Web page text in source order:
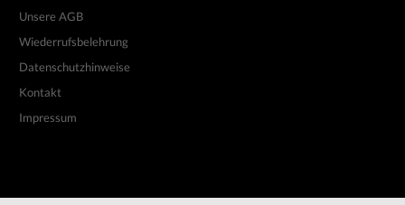
Unsere AGB
Wiederrufsbelehrung
Datenschutzhinweise
Kontakt
Impressum